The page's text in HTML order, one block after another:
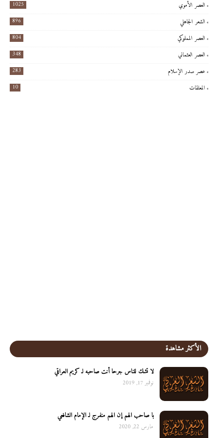
العصر الأموي 1025
الشعر الجاهلي 896
العصر المملوكي 804
العصر العثماني 348
عصر صدر الإسلام 283
المعلقات 10
الأكثر مشاهدة
لا تشك للناس جرحا أنت صاحبه لـ كريم العراقي
نوفمبر 17, 2019
يا صاحب الهم إن الهم منفرج لـ الإمام الشافعي
مارس 22, 2020